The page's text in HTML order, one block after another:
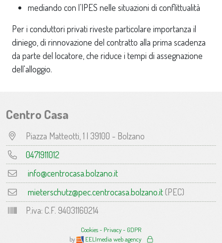
mediando con l’IPES nelle situazioni di conflittualità
Per i conduttori privati riveste particolare importanza il
diniego, di rinnovazione del contratto alla prima scadenza
da parte del locatore, che riduce i tempi di assegnazione
dell'alloggio.
Centro Casa
Piazza Matteotti, 1 | 39100 - Bolzano
0471911012
info@centrocasa.bolzano.it
mieterschutz@pec.centrocasa.bolzano.it(PEC)
P.iva: C.F. 94031160214
Cookies - Privacy - GDPR
by
EELImedia web agency